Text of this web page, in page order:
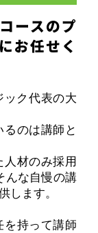
ースのプ
お任せく
ック代表の大
のは講師と
材のみ採用
んな自慢の講
します。
を持って講師